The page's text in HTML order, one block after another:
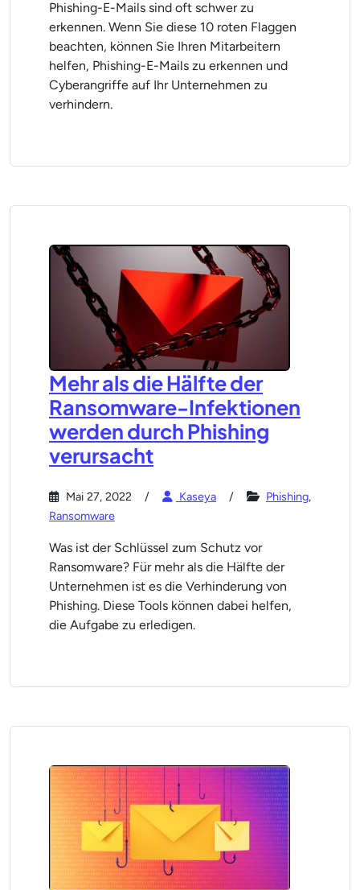
Phishing-E-Mails sind oft schwer zu
erkennen. Wenn Sie diese 10 roten Flaggen
beachten, können Sie Ihren Mitarbeitern
helfen, Phishing-E-Mails zu erkennen und
Cyberangriffe auf Ihr Unternehmen zu
verhindern.
Mehr als die Hälfte der
Ransomware-Infektionen
werden durch Phishing
verursacht
Mai 27, 2022 Kaseya Phishing,
Ransomware
Was ist der Schlüssel zum Schutz vor
Ransomware? Für mehr als die Hälfte der
Unternehmen ist es die Verhinderung von
Phishing. Diese Tools können dabei helfen,
die Aufgabe zu erledigen.